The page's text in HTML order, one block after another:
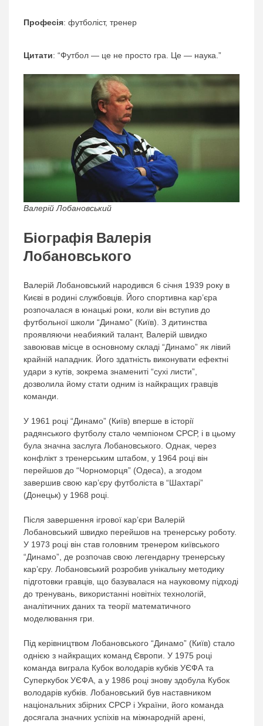
Професія: футболіст, тренер
Цитати: “Футбол — це не просто гра. Це — наука.”
Валерій Лобановський
Біографія Валерія
Лобановського
Валерій Лобановський народився 6 січня 1939 року в
Києві в родині службовців. Його спортивна кар’єра
розпочалася в юнацькі роки, коли він вступив до
футбольної школи “Динамо” (Київ). З дитинства
проявляючи неабиякий талант, Валерій швидко
завоював місце в основному складі “Динамо” як лівий
крайній нападник. Його здатність виконувати ефектні
удари з кутів, зокрема знамениті “сухі листи”,
дозволила йому стати одним із найкращих гравців
команди.
У 1961 році “Динамо” (Київ) вперше в історії
радянського футболу стало чемпіоном СРСР, і в цьому
була значна заслуга Лобановського. Однак, через
конфлікт з тренерським штабом, у 1964 році він
перейшов до “Чорноморця” (Одеса), а згодом
завершив свою кар’єру футболіста в “Шахтарі”
(Донецьк) у 1968 році.
Після завершення ігрової кар’єри Валерій
Лобановський швидко перейшов на тренерську роботу.
У 1973 році він став головним тренером київського
“Динамо”, де розпочав свою легендарну тренерську
кар’єру. Лобановський розробив унікальну методику
підготовки гравців, що базувалася на науковому підході
до тренувань, використанні новітніх технологій,
аналітичних даних та теорії математичного
моделювання гри.
Під керівництвом Лобановського “Динамо” (Київ) стало
однією з найкращих команд Європи. У 1975 році
команда виграла Кубок володарів кубків УЄФА та
Суперкубок УЄФА, а у 1986 році знову здобула Кубок
володарів кубків. Лобановський був наставником
національних збірних СРСР і України, його команда
досягала значних успіхів на міжнародній арені,